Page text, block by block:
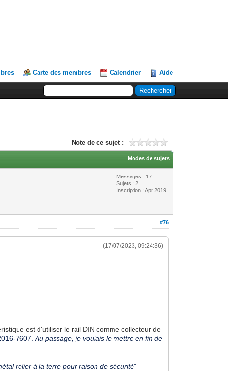
Carte des membres Calendrier Aide
Note de ce sujet :
Modes de sujets
Messages : 17
Sujets : 2
Inscription : Apr 2019
#76
(17/07/2023, 09:24:36)
est d'utiliser le rail DIN comme collecteur de
7607.Au passage, je voulais le mettre en fin de
relier à la terre pour raison de sécurité"